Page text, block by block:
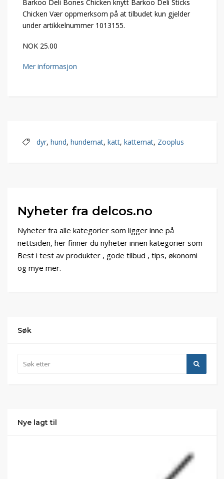
Barkoo Deli Bones Chicken knytt Barkoo Deli Sticks
Chicken Vær oppmerksom på at tilbudet kun gjelder
under artikkelnummer 1013155.
NOK 25.00
Mer informasjon
dyr, hund, hundemat, katt, kattemat, Zooplus
Nyheter fra delcos.no
Nyheter fra alle kategorier som ligger inne på
nettsiden, her finner du nyheter innen kategorier som
Best i test av produkter , gode tilbud , tips, økonomi
og mye mer.
Søk
Nye lagt til